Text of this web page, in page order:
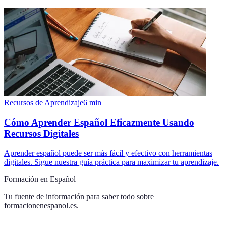
Recursos de Aprendizaje6 min
Cómo Aprender Español Eficazmente Usando
Recursos Digitales
Aprender español puede ser más fácil y efectivo con herramientas
digitales. Sigue nuestra guía práctica para maximizar tu aprendizaje.
Formación en Español
Tu fuente de información para saber todo sobre
formacionenespanol.es.